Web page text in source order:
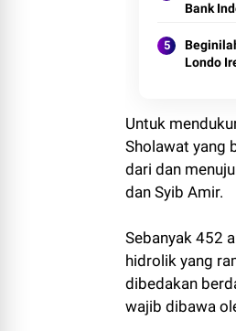
Bank
Londo
Untuk
Sholawat yang
dari dan
dan Syib Amir.
Sebanyak 452
hidrolik yang
dibedakan
wajib dibawa